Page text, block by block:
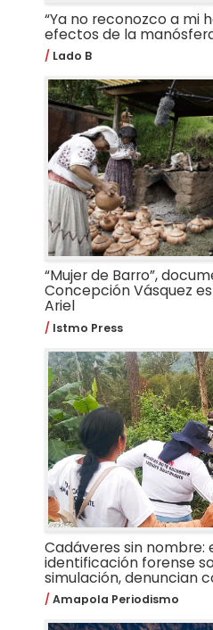
“Ya no reconozco a mi
efectos de la
Lado B
“Mujer de Barro”,
Concepción Vásquez
Ariel
Istmo Press
Cadáveres sin nombre:
identificación forense
simulación, denuncian
Amapola Periodismo